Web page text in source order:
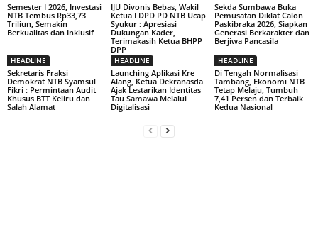
Semester I 2026, Investasi
NTB Tembus Rp33,73
Triliun, Semakin
Berkualitas dan Inklusif
IJU Divonis Bebas, Wakil
Ketua I DPD PD NTB Ucap
Syukur : Apresiasi
Dukungan Kader,
Terimakasih Ketua BHPP
DPP
Sekda Sumbawa Buka
Pemusatan Diklat Calon
Paskibraka 2026, Siapkan
Generasi Berkarakter dan
Berjiwa Pancasila
HEADLINE
Sekretaris Fraksi
Demokrat NTB Syamsul
Fikri : Permintaan Audit
Khusus BTT Keliru dan
Salah Alamat
HEADLINE
Launching Aplikasi Kre
Alang, Ketua Dekranasda
Ajak Lestarikan Identitas
Tau Samawa Melalui
Digitalisasi
HEADLINE
Di Tengah Normalisasi
Tambang, Ekonomi NTB
Tetap Melaju, Tumbuh
7,41 Persen dan Terbaik
Kedua Nasional